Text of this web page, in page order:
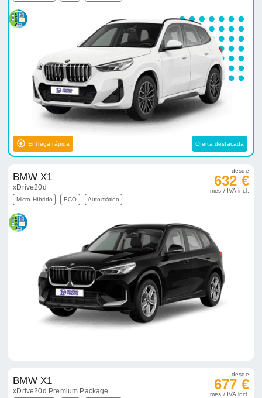
Entrega rápida Oferta destacada
BMW X1
xDrive20d
Micro-Híbrido ECO Automático
desde
632 €
mes / IVA incl.
BMW X1
xDrive20d Premium Package
desde
677 €
mes / IVA incl.